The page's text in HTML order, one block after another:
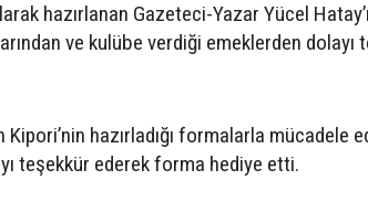
hazırlanan Gazeteci-Yazar Yücel
ve kulübe verdiği emeklerden dolayı
hazırladığı formalarla mücadele
teşekkür ederek forma hediye etti.